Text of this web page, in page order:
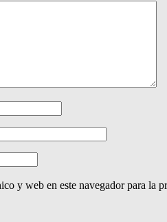
y web en este navegador para la